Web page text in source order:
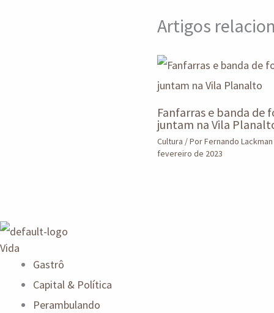
Artigos
Fanfarras e banda de
juntam na Vila
Cultura / PorFernando Lackman
fevereiro de 2023
Vida
Gastrô
Capital & Política
Perambulando